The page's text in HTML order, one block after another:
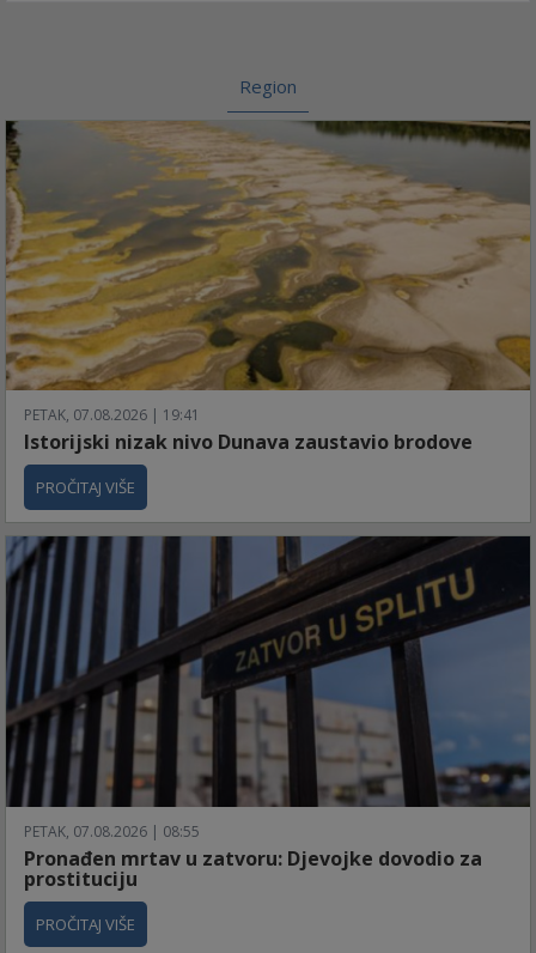
Region
PETAK, 07.08.2026 | 19:41
Istorijski nizak nivo Dunava zaustavio brodove
PROČITAJ VIŠE
PETAK, 07.08.2026 | 08:55
Pronađen mrtav u zatvoru: Djevojke dovodio za
prostituciju
PROČITAJ VIŠE